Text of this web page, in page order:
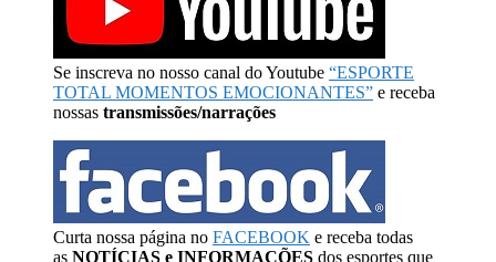
Se inscreva no nosso canal do Youtube “ESPORTE
TOTAL MOMENTOS EMOCIONANTES” e receba
nossas transmissões/narrações
Curta nossa página no FACEBOOK e receba todas
as NOTÍCIAS e INFORMAÇÕES dos esportes que